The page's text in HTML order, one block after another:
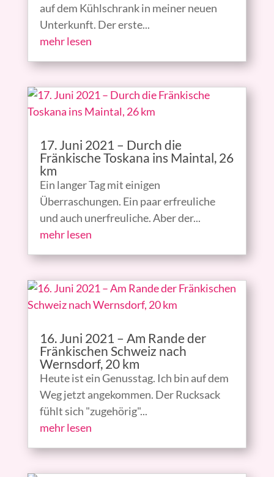
auf dem Kühlschrank in meiner neuen
Unterkunft. Der erste...
mehr lesen
17. Juni 2021 – Durch die
Fränkische Toskana ins Maintal, 26
km
Ein langer Tag mit einigen
Überraschungen. Ein paar erfreuliche
und auch unerfreuliche. Aber der...
mehr lesen
16. Juni 2021 – Am Rande der
Fränkischen Schweiz nach
Wernsdorf, 20 km
Heute ist ein Genusstag. Ich bin auf dem
Weg jetzt angekommen. Der Rucksack
fühlt sich "zugehörig"...
mehr lesen